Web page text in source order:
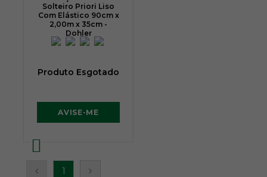
Solteiro Priori Liso
Com Elástico 90cm x
2,00m x 35cm -
Dohler
Produto Esgotado
AVISE-ME
1